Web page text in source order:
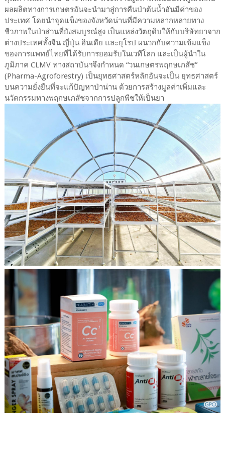
ผลผลิตทางการเกษตรอันจะนำมาสู่การคืนป่าต้นน้ำอันมีค่าของ
ประเทศ โดยนำจุดแข็งของจังหวัดน่านที่มีความหลากหลายทาง
ชีวภาพในป่าส่วนที่ยังสมบูรณ์สูง เป็นแหล่งวัตถุดิบให้กับบริษัทยาจาก
ต่างประเทศทั้งจีน ญี่ปุ่น อินเดีย และยุโรป ผนวกกับความเข้มแข็ง
ของการแพทย์ไทยที่ได้รับการยอมรับในเวทีโลก และเป็นผู้นำใน
ภูมิภาค CLMV ทางสถาบันฯจึงกำหนด “วนเกษตรพฤกษเภสัช”
(Pharma-Agroforestry) เป็นยุทธศาสตร์หลักอันจะเป็น ยุทธศาสตร์
บนความยั่งยืนที่จะแก้ปัญหาป่าน่าน ด้วยการสร้างมูลค่าเพิ่มและ
นวัตกรรมทางพฤกษเภสัชจากการปลูกพืชให้เป็นยา